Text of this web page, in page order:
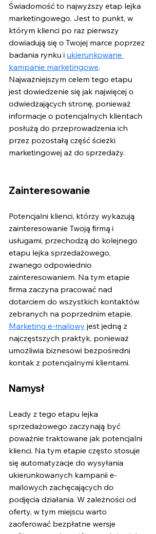
Świadomość to najwyższy etap lejka
marketingowego. Jest to punkt, w
którym klienci po raz pierwszy
dowiadują się o Twojej marce poprzez
badania rynku i ukierunkowane
kampanie marketingowe.
Najważniejszym celem tego etapu
jest dowiedzenie się jak najwięcej o
odwiedzających stronę, ponieważ
informacje o potencjalnych klientach
posłużą do przeprowadzenia ich
przez pozostałą część ścieżki
marketingowej aż do sprzedaży.
Zainteresowanie
Potencjalni klienci, którzy wykazują
zainteresowanie Twoją firmą i
usługami, przechodzą do kolejnego
etapu lejka sprzedażowego,
zwanego odpowiednio
zainteresowaniem. Na tym etapie
firma zaczyna pracować nad
dotarciem do wszystkich kontaktów
zebranych na poprzednim etapie.
Marketing e-mailowy jest jedną z
najczęstszych praktyk, ponieważ
umożliwia biznesowi bezpośredni
kontak z potencjalnymi klientami.
Namysł
Leady z tego etapu lejka
sprzedażowego zaczynają być
poważnie traktowane jak potencjalni
klienci. Na tym etapie często stosuje
się automatyzacje do wysyłania
ukierunkowanych kampanii e-
mailowych zachęcających do
podjęcia działania. W zależności od
oferty, w tym miejscu warto
zaoferować bezpłatne wersje